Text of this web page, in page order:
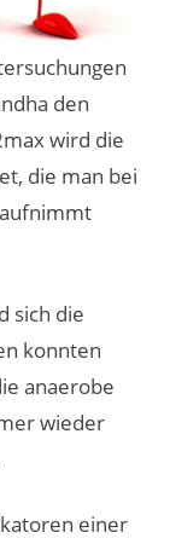
den
wird die
die man bei
sich die
konnten
anaerobe
wieder
einer